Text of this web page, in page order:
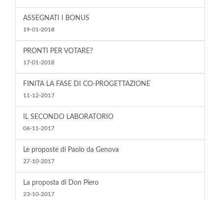
ASSEGNATI I BONUS
19-01-2018
PRONTI PER VOTARE?
17-01-2018
FINITA LA FASE DI CO-PROGETTAZIONE
11-12-2017
IL SECONDO LABORATORIO
06-11-2017
Le proposte di Paolo da Genova
27-10-2017
La proposta di Don Piero
23-10-2017